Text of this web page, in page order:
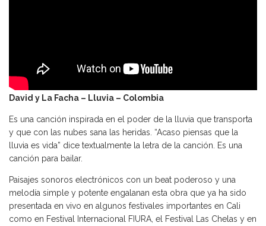
David y La Facha – Lluvia – Colombia
Es una canción inspirada en el poder de la lluvia que transporta
y que con las nubes sana las heridas. “Acaso piensas que la
lluvia es vida” dice textualmente la letra de la canción. Es una
canción para bailar.
Paisajes sonoros electrónicos con un beat poderoso y una
melodía simple y potente engalanan esta obra que ya ha sido
presentada en vivo en algunos festivales importantes en Cali
como en Festival Internacional FIURA, el Festival Las Chelas y en